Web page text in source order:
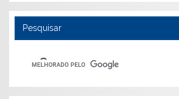
Pesquisar